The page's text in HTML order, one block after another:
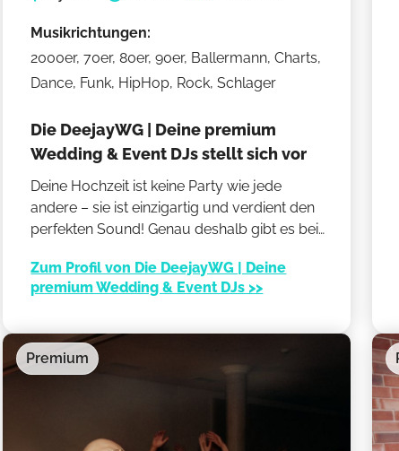
Musikrichtungen:
2000er, 70er, 80er, 90er, Ballermann, Charts,
Dance, Funk, HipHop, Rock, Schlager
Die DeejayWG | Deine premium
Wedding & Event DJs stellt sich vor
Deine Hochzeit ist keine Party wie jede
andere – sie ist einzigartig und verdient den
perfekten Sound! Genau deshalb gibt es bei
DJs aus Leidenschaft und sorgen dafür, dass
Dein großer Tag unvergesslich wird. Kein
erfahrener Profi aus unserem Gründerteam,
mit dem die Chemie stimmt. Verlass Dich auf
unsere Erfahrung und feiere mit uns die
Zum Profil von Die DeejayWG | Deine
premium Wedding & Event DJs >>
Premium